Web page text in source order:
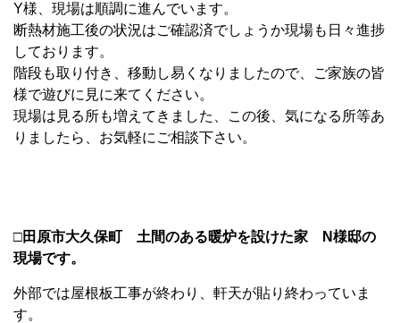
Y様、現場は順調に進んでいます。
断熱材施工後の状況はご確認済でしょうか現場も日々進捗
しております。
階段も取り付き、移動し易くなりましたので、ご家族の皆
様で遊びに見に来てください。
現場は見る所も増えてきました、この後、気になる所等あ
りましたら、お気軽にご相談下さい。
□田原市大久保町 土間のある暖炉を設けた家 N様邸の
現場です。
外部では屋根板工事が終わり、軒天が貼り終わっていま
す。